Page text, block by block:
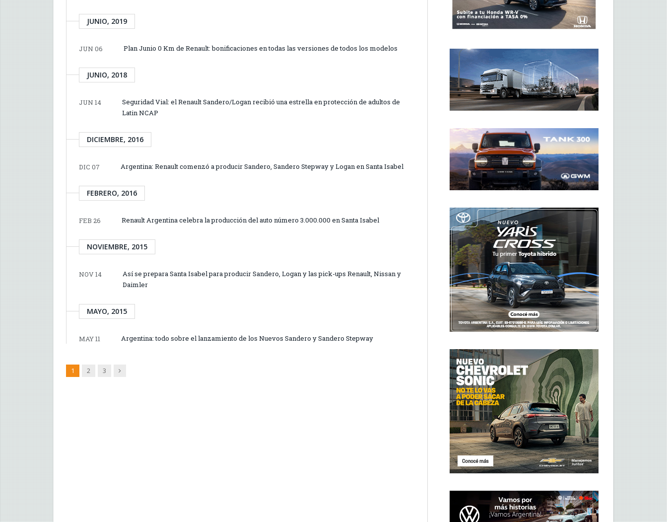
JUNIO, 2019
JUN 06 Plan Junio 0 Km de Renault: bonificaciones en todas las versiones de todos los modelos
JUNIO, 2018
JUN 14
Seguridad Vial: el Renault Sandero/Logan recibió una estrella en protección de adultos de
Latin NCAP
DICIEMBRE, 2016
DIC 07 Argentina: Renault comenzó a producir Sandero, Sandero Stepway y Logan en Santa Isabel
FEBRERO, 2016
FEB 26 Renault Argentina celebra la producción del auto número 3.000.000 en Santa Isabel
NOVIEMBRE, 2015
NOV 14
Así se prepara Santa Isabel para producir Sandero, Logan y las pick-ups Renault, Nissan y
Daimler
MAYO, 2015
MAY 11 Argentina: todo sobre el lanzamiento de los Nuevos Sandero y Sandero Stepway
1 2 3 Siguiente